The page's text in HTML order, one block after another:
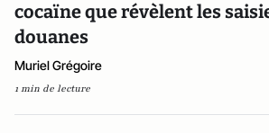
cocaïne que révèlent les
douanes
Muriel Grégoire
1 min de lecture